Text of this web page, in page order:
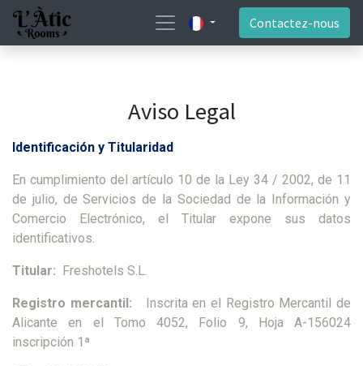
Contactez-nous
Aviso Legal
Identificación y Titularidad
En cumplimiento del artículo 10 de la Ley 34 / 2002, de 11
de julio, de Servicios de la Sociedad de la Información y
Comercio Electrónico, el Titular expone sus datos
identificativos.
Titular: Freshotels S.L.
Registro mercantil:
Inscrita en el Registro Mercantil de
Alicante en el Tomo 4052, Folio 9, Hoja A-156024
inscripción 1ª